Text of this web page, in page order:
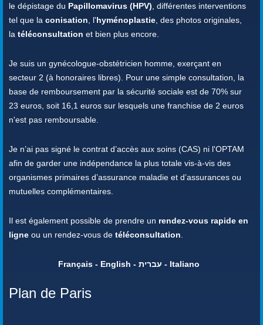
le dépistage du Papillomavirus (HPV) , différentes interventions
tel que la conisation , l'hyménoplastie , des photos originales,
la téléconsultation et bien plus encore.
Je suis un gynécologue-obstétricien homme, exerçant en
secteur 2 (à honoraires libres). Pour une simple consultation, la
base de remboursement par la sécurité sociale est de 70% sur
23 euros, soit 16,1 euros sur lesquels une franchise de 2 euros
n'est pas remboursable.
Je n’ai pas signé le contrat d’accès aux soins (CAS) ni l'OPTAM
afin de garder une indépendance la plus totale vis-à-vis des
organismes primaires d’assurance maladie et d’assurances ou
mutuelles complémentaires.
Il est également possible de prendre un rendez-vous rapide en
ligne ou un rendez-vous de téléconsultation
Français - English - עברית - Italiano
Plan de Paris